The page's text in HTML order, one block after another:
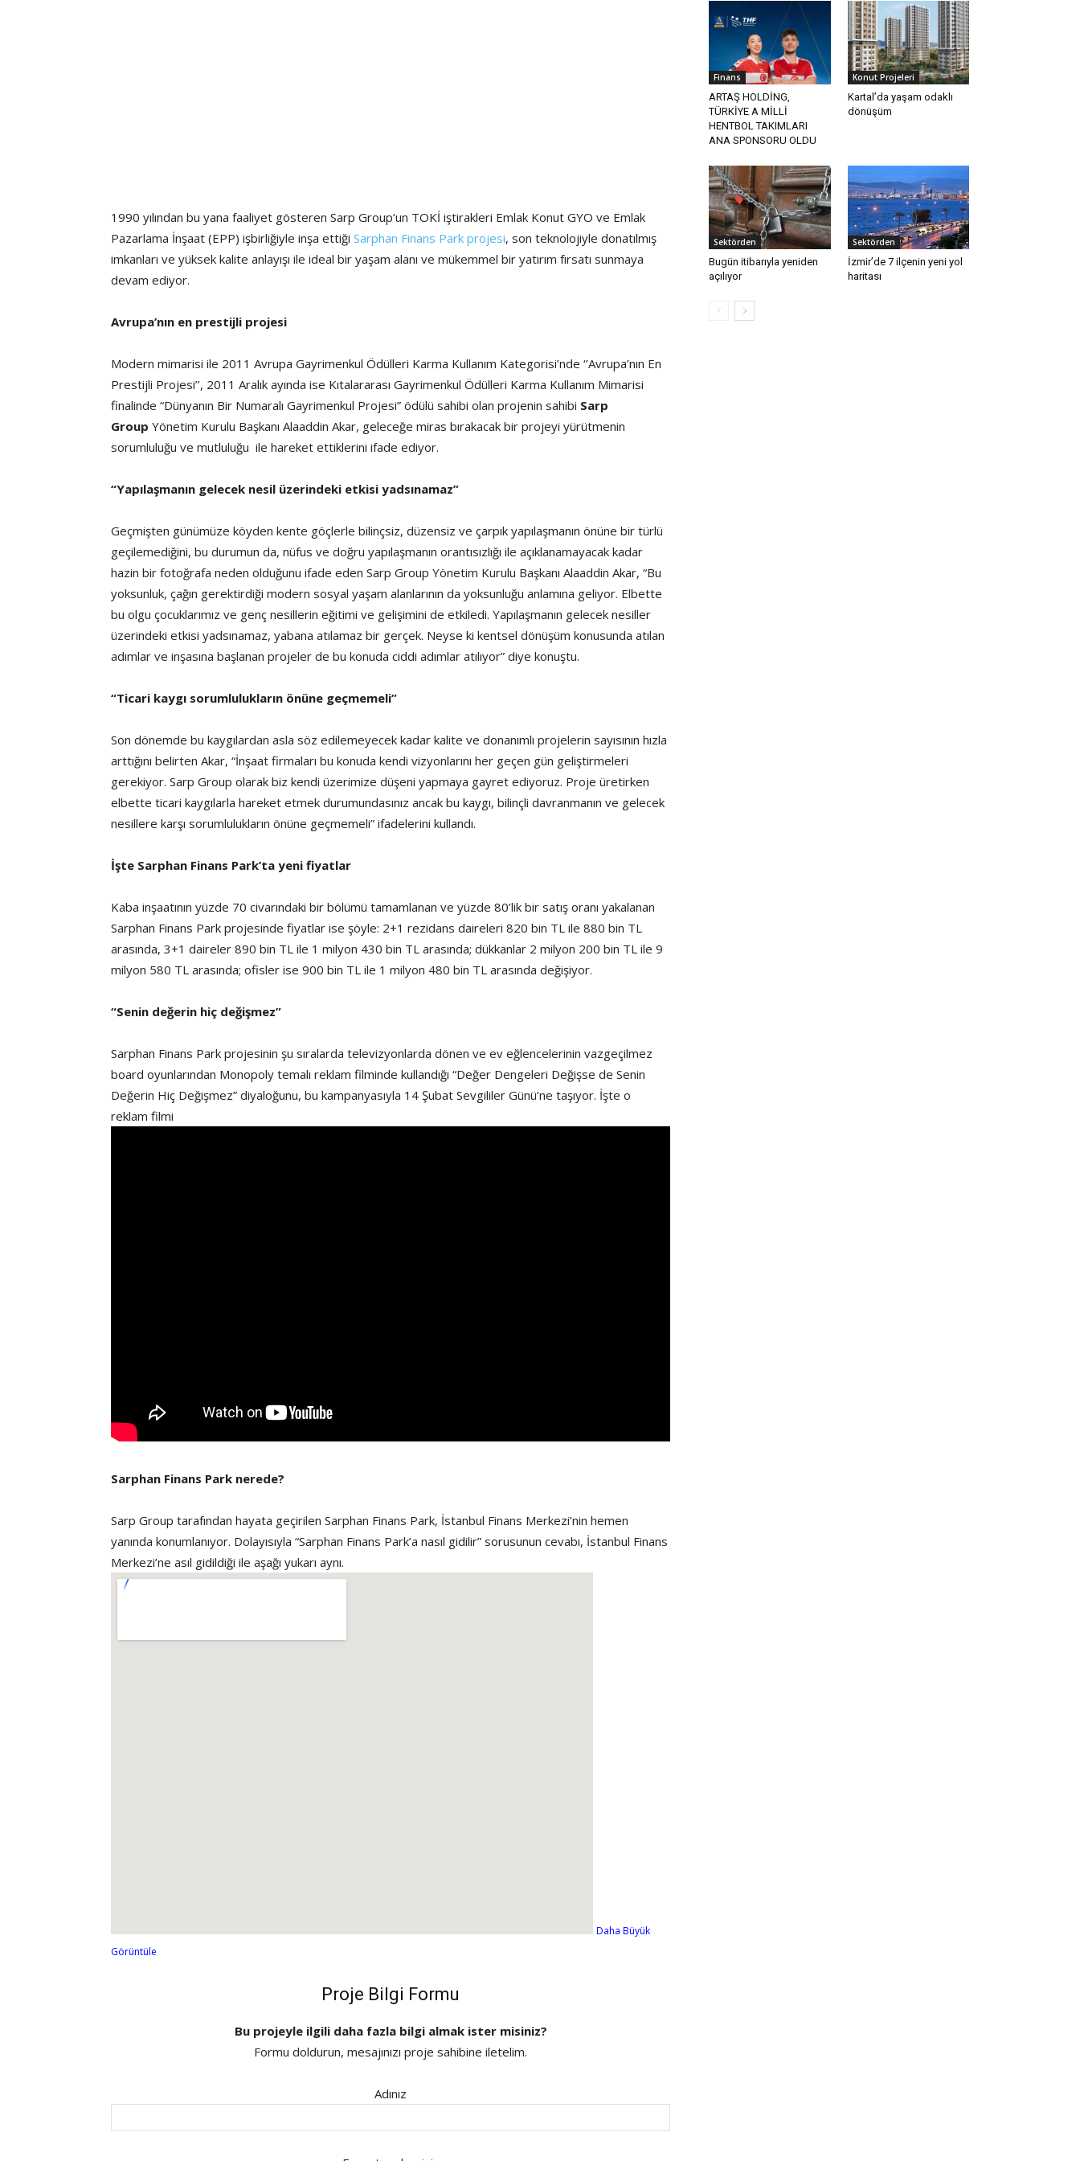
1990 yılından bu yana faaliyet gösteren Sarp Group’un TOKİ iştirakleri Emlak Konut GYO ve Emlak
Pazarlama İnşaat (EPP) işbirliğiyle inşa ettiği Sarphan Finans Park projesi, son teknolojiyle donatılmış
imkanları ve yüksek kalite anlayışı ile ideal bir yaşam alanı ve mükemmel bir yatırım fırsatı sunmaya
devam ediyor.
Avrupa’nın en prestijli projesi
Modern mimarisi ile 2011 Avrupa Gayrimenkul Ödülleri Karma Kullanım Kategorisi’nde ‘’Avrupa’nın En
Prestijli Projesi’’, 2011 Aralık ayında ise Kıtalararası Gayrimenkul Ödülleri Karma Kullanım Mimarisi
finalinde “Dünyanın Bir Numaralı Gayrimenkul Projesi” ödülü sahibi olan projenin sahibi Sarp
Group Yönetim Kurulu Başkanı Alaaddin Akar, geleceğe miras bırakacak bir projeyi yürütmenin
sorumluluğu ve mutluluğu ile hareket ettiklerini ifade ediyor.
“Yapılaşmanın gelecek nesil üzerindeki etkisi yadsınamaz”
Geçmişten günümüze köyden kente göçlerle bilinçsiz, düzensiz ve çarpık yapılaşmanın önüne bir türlü
geçilemediğini, bu durumun da, nüfus ve doğru yapılaşmanın orantısızlığı ile açıklanamayacak kadar
hazin bir fotoğrafa neden olduğunu ifade eden Sarp Group Yönetim Kurulu Başkanı Alaaddin Akar, “Bu
yoksunluk, çağın gerektirdiği modern sosyal yaşam alanlarının da yoksunluğu anlamına geliyor. Elbette
bu olgu çocuklarımız ve genç nesillerin eğitimi ve gelişimini de etkiledi. Yapılaşmanın gelecek nesiller
üzerindeki etkisi yadsınamaz, yabana atılamaz bir gerçek. Neyse ki kentsel dönüşüm konusunda atılan
adımlar ve inşasına başlanan projeler de bu konuda ciddi adımlar atılıyor” diye konuştu.
“Ticari kaygı sorumlulukların önüne geçmemeli”
Son dönemde bu kaygılardan asla söz edilemeyecek kadar kalite ve donanımlı projelerin sayısının hızla
arttığını belirten Akar, “İnşaat firmaları bu konuda kendi vizyonlarını her geçen gün geliştirmeleri
gerekiyor. Sarp Group olarak biz kendi üzerimize düşeni yapmaya gayret ediyoruz. Proje üretirken
elbette ticari kaygılarla hareket etmek durumundasınız ancak bu kaygı, bilinçli davranmanın ve gelecek
nesillere karşı sorumlulukların önüne geçmemeli” ifadelerini kullandı.
İşte Sarphan Finans Park’ta yeni fiyatlar
Kaba inşaatının yüzde 70 civarındaki bir bölümü tamamlanan ve yüzde 80’lik bir satış oranı yakalanan
Sarphan Finans Park projesinde fiyatlar ise şöyle: 2+1 rezidans daireleri 820 bin TL ile 880 bin TL
arasında, 3+1 daireler 890 bin TL ile 1 milyon 430 bin TL arasında; dükkanlar 2 milyon 200 bin TL ile 9
milyon 580 TL arasında; ofisler ise 900 bin TL ile 1 milyon 480 bin TL arasında değişiyor.
“Senin değerin hiç değişmez”
Sarphan Finans Park projesinin şu sıralarda televizyonlarda dönen ve ev eğlencelerinin vazgeçilmez
board oyunlarından Monopoly temalı reklam filminde kullandığı “Değer Dengeleri Değişse de Senin
Değerin Hiç Değişmez” diyaloğunu, bu kampanyasıyla 14 Şubat Sevgililer Günü’ne taşıyor. İşte o
reklam filmi
Sarphan Finans Park nerede?
Sarp Group tarafından hayata geçirilen Sarphan Finans Park, İstanbul Finans Merkezi’nin hemen
yanında konumlanıyor. Dolayısıyla “Sarphan Finans Park’a nasıl gidilir” sorusunun cevabı, İstanbul Finans
Merkezi’ne asıl gidildiği ile aşağı yukarı aynı.
Daha Büyük
Görüntüle
Proje Bilgi Formu
Bu projeyle ilgili daha fazla bilgi almak ister misiniz?
Formu doldurun, mesajınızı proje sahibine iletelim.
Adınız
Finans
ARTAŞ HOLDİNG,
TÜRKİYE A MİLLİ
HENTBOL TAKIMLARI
ANA SPONSORU OLDU
Konut Projeleri
Kartal’da yaşam odaklı
dönüşüm
Sektörden
Bugün itibarıyla yeniden
açılıyor
Sektörden
İzmir’de 7 ilçenin yeni yol
haritası